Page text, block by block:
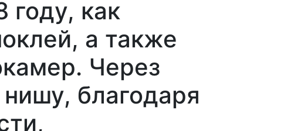
году, как
а также
Через
благодаря